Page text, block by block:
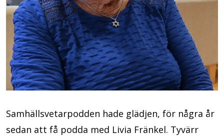
Samhällsvetarpodden hade glädjen, för några år
sedan att få podda med Livia Fränkel. Tyvärr